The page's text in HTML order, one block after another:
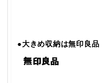
●大きめ収納は無印良品